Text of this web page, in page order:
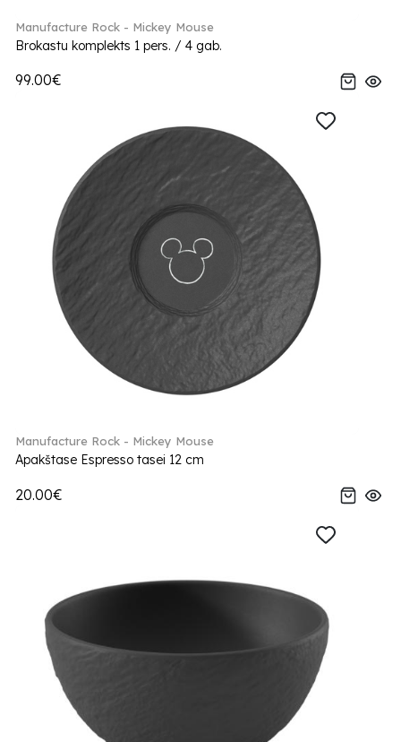
Manufacture Rock - Mickey Mouse
Brokastu komplekts 1 pers. / 4 gab.
99.00€
Manufacture Rock - Mickey Mouse
Apakštase Espresso tasei 12 cm
20.00€